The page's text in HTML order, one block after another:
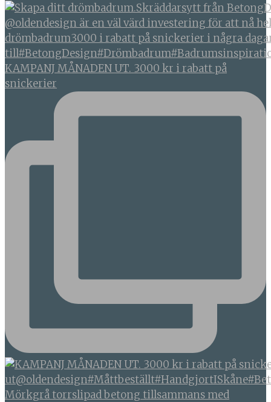
KAMPANJ MÅNADEN UT. 3000 kr i rabatt på
snickerier
Mörkgrå torrslipad betong tillsammans med